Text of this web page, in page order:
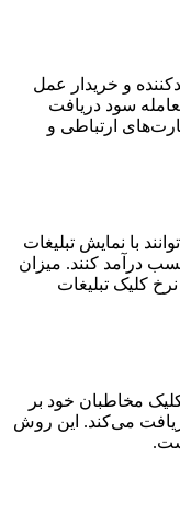
و خریدار عمل
سود دریافت
ارتباطی و
با نمایش تبلیغات
درآمد کنند. میزان
کلیک تبلیغات
مخاطبان خود بر
می‌کند. این روش